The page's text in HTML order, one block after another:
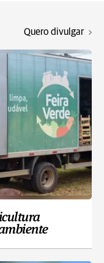
Quero divulgar